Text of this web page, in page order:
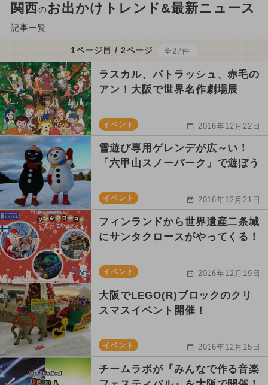
関西のお出かけトレンド&最新ニュース
記事一覧
1ページ目 / 2ページ 全27件
ラスカル、パトラッシュ、赤毛の
アン！大阪で世界名作劇場展
イベント 2016年12月22日
雪遊び専用ゲレンデが広～い！
「六甲山スノーパーク」で遊ぼう
イベント 2016年12月21日
フィンランドから世界遺産二条城
にサンタクロースがやってくる！
イベント 2016年12月19日
大阪でLEGO(R)ブロックのクリ
スマスイベント開催！
イベント 2016年12月15日
チームラボが『みんなで作る音楽